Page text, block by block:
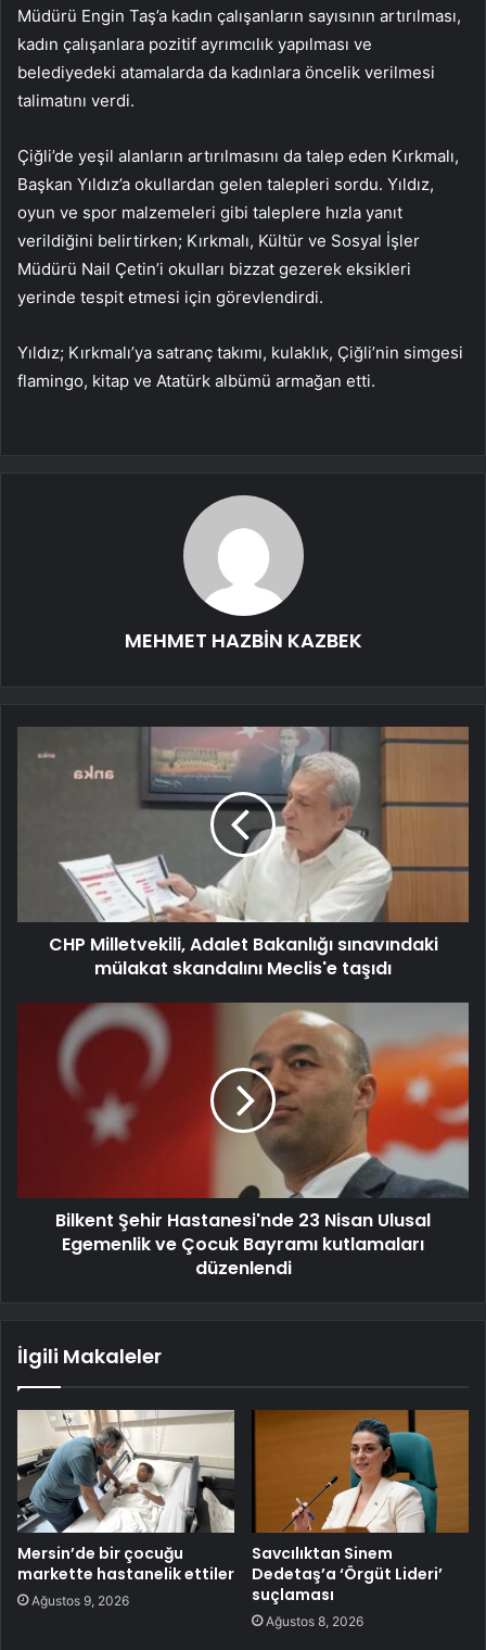
Müdürü Engin Taş’a kadın çalışanların sayısının artırılması,
kadın çalışanlara pozitif ayrımcılık yapılması ve
belediyedeki atamalarda da kadınlara öncelik verilmesi
talimatını verdi.
Çiğli’de yeşil alanların artırılmasını da talep eden Kırkmalı,
Başkan Yıldız’a okullardan gelen talepleri sordu. Yıldız,
oyun ve spor malzemeleri gibi taleplere hızla yanıt
verildiğini belirtirken; Kırkmalı, Kültür ve Sosyal İşler
Müdürü Nail Çetin’i okulları bizzat gezerek eksikleri
yerinde tespit etmesi için görevlendirdi.
Yıldız; Kırkmalı’ya satranç takımı, kulaklık, Çiğli’nin simgesi
flamingo, kitap ve Atatürk albümü armağan etti.
MEHMET HAZBİN KAZBEK
CHP Milletvekili, Adalet Bakanlığı sınavındaki
mülakat skandalını Meclis'e taşıdı
Bilkent Şehir Hastanesi'nde 23 Nisan Ulusal
Egemenlik ve Çocuk Bayramı kutlamaları
düzenlendi
İlgili Makaleler
Mersin’de bir çocuğu
markette hastanelik ettiler
Ağustos 9, 2026
Savcılıktan Sinem
Dedetaş’a ‘Örgüt Lideri’
suçlaması
Ağustos 8, 2026